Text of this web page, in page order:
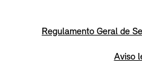
Regulamento Geral de
Aviso